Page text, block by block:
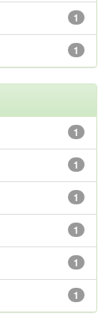
1
1
1
1
1
1
1
1